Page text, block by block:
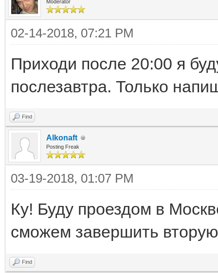
Moderator
02-14-2018, 07:21 PM
Приходи после 20:00 я
послезавтра. Только
Find
Alkonaft
Posting Freak
03-19-2018, 01:07 PM
Ку! Буду проездом в
сможем завершить вторую
Find